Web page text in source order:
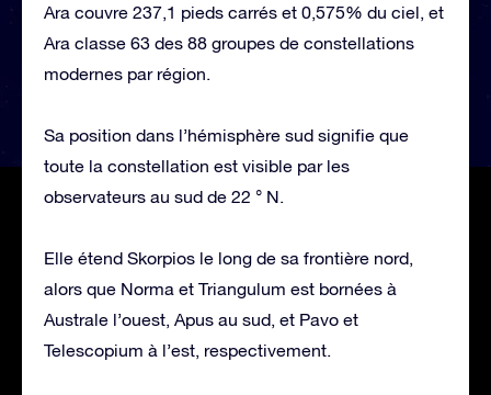
Ara couvre 237,1 pieds carrés et 0,575% du ciel, et
Ara classe 63 des 88 groupes de constellations
modernes par région.
Sa position dans l’hémisphère sud signifie que
toute la constellation est visible par les
observateurs au sud de 22 ° N.
Elle étend Skorpios le long de sa frontière nord,
alors que Norma et Triangulum est bornées à
Australe l’ouest, Apus au sud, et Pavo et
Telescopium à l’est, respectivement.